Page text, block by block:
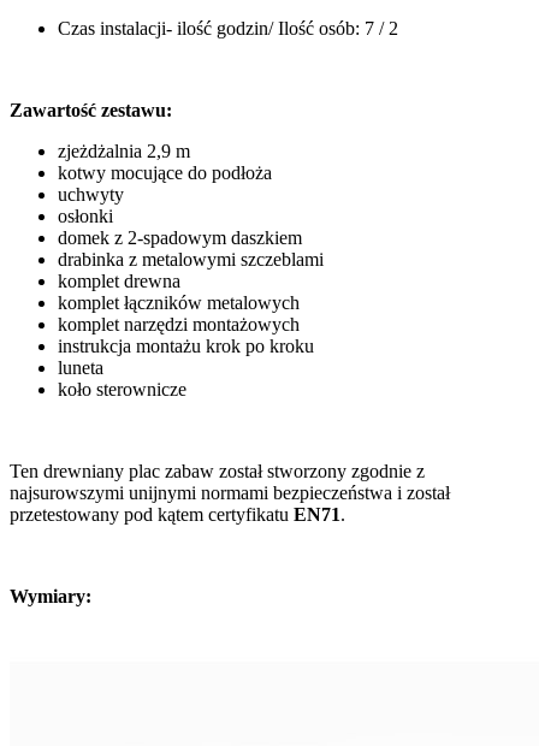
Czas instalacji- ilość godzin/ Ilość osób: 7 / 2
Zawartość zestawu:
zjeżdżalnia 2,9 m
kotwy mocujące do podłoża
uchwyty
osłonki
domek z 2-spadowym daszkiem
drabinka z metalowymi szczeblami
komplet drewna
komplet łączników metalowych
komplet narzędzi montażowych
instrukcja montażu krok po kroku
luneta
koło sterownicze
Ten drewniany plac zabaw został stworzony zgodnie z
najsurowszymi unijnymi normami bezpieczeństwa i został
przetestowany pod kątem certyfikatu EN71.
Wymiary: